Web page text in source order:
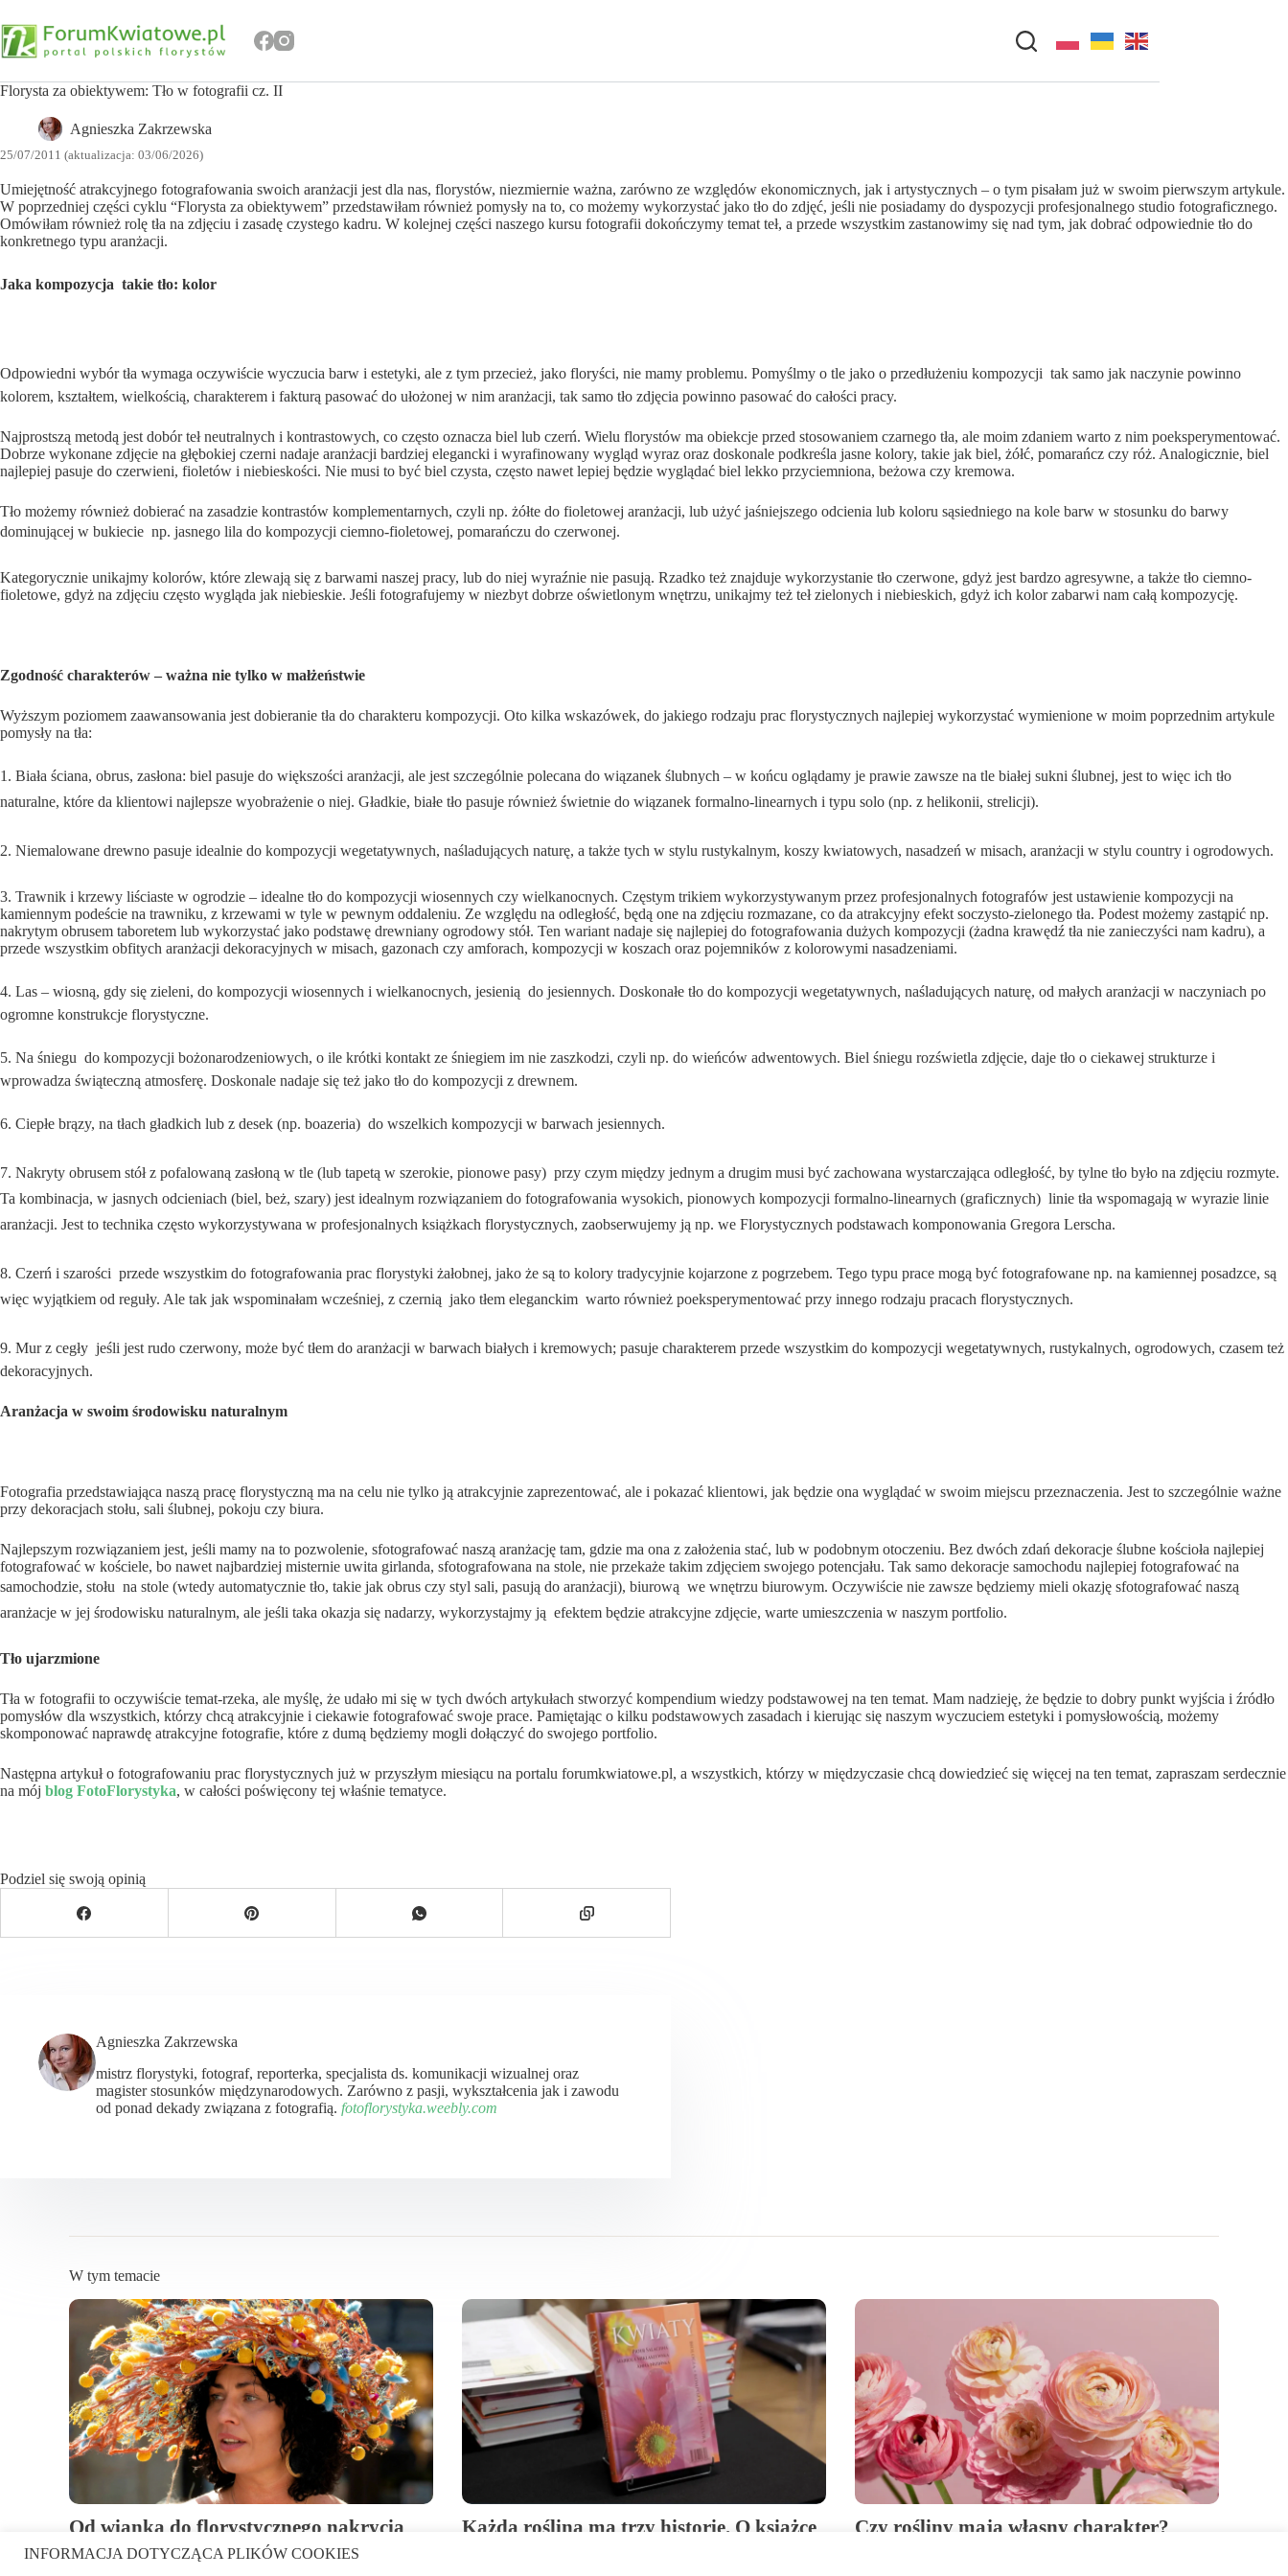
do
treści
Florysta za obiektywem: Tło w fotografii cz. II
Agnieszka Zakrzewska
25/07/2011 (aktualizacja: 03/06/2026)
Umiejętność atrakcyjnego fotografowania swoich aranżacji jest dla nas, florystów, niezmiernie ważna, zarówno ze względów ekonomicznych, jak i artystycznych – o tym pisałam już w swoim pierwszym artykule.
W poprzedniej części cyklu “Florysta za obiektywem” przedstawiłam również pomysły na to, co możemy wykorzystać jako tło do zdjęć, jeśli nie posiadamy do dyspozycji profesjonalnego studio fotograficznego.
Omówiłam również rolę tła na zdjęciu i zasadę czystego kadru. W kolejnej części naszego kursu fotografii dokończymy temat teł, a przede wszystkim zastanowimy się nad tym, jak dobrać odpowiednie tło do
konkretnego typu aranżacji.
Jaka kompozycja  takie tło: kolor
Odpowiedni wybór tła wymaga oczywiście wyczucia barw i estetyki, ale z tym przecież, jako floryści, nie mamy problemu. Pomyślmy o tle jako o przedłużeniu kompozycji  tak samo jak naczynie powinno
kolorem, kształtem, wielkością, charakterem i fakturą pasować do ułożonej w nim aranżacji, tak samo tło zdjęcia powinno pasować do całości pracy.
Najprostszą metodą jest dobór teł neutralnych i kontrastowych, co często oznacza biel lub czerń. Wielu florystów ma obiekcje przed stosowaniem czarnego tła, ale moim zdaniem warto z nim poeksperymentować.
Dobrze wykonane zdjęcie na głębokiej czerni nadaje aranżacji bardziej elegancki i wyrafinowany wygląd wyraz oraz doskonale podkreśla jasne kolory, takie jak biel, żółć, pomarańcz czy róż. Analogicznie, biel
najlepiej pasuje do czerwieni, fioletów i niebieskości. Nie musi to być biel czysta, często nawet lepiej będzie wyglądać biel lekko przyciemniona, beżowa czy kremowa.
Tło możemy również dobierać na zasadzie kontrastów komplementarnych, czyli np. żółte do fioletowej aranżacji, lub użyć jaśniejszego odcienia lub koloru sąsiedniego na kole barw w stosunku do barwy
dominującej w bukiecie  np. jasnego lila do kompozycji ciemno-fioletowej, pomarańczu do czerwonej.
Kategorycznie unikajmy kolorów, które zlewają się z barwami naszej pracy, lub do niej wyraźnie nie pasują. Rzadko też znajduje wykorzystanie tło czerwone, gdyż jest bardzo agresywne, a także tło ciemno-
fioletowe, gdyż na zdjęciu często wygląda jak niebieskie. Jeśli fotografujemy w niezbyt dobrze oświetlonym wnętrzu, unikajmy też teł zielonych i niebieskich, gdyż ich kolor zabarwi nam całą kompozycję.
Zgodność charakterów – ważna nie tylko w małżeństwie
Wyższym poziomem zaawansowania jest dobieranie tła do charakteru kompozycji. Oto kilka wskazówek, do jakiego rodzaju prac florystycznych najlepiej wykorzystać wymienione w moim poprzednim artykule
pomysły na tła:
1. Biała ściana, obrus, zasłona: biel pasuje do większości aranżacji, ale jest szczególnie polecana do wiązanek ślubnych – w końcu oglądamy je prawie zawsze na tle białej sukni ślubnej, jest to więc ich tło
naturalne, które da klientowi najlepsze wyobrażenie o niej. Gładkie, białe tło pasuje również świetnie do wiązanek formalno-linearnych i typu solo (np. z helikonii, strelicji).
2. Niemalowane drewno pasuje idealnie do kompozycji wegetatywnych, naśladujących naturę, a także tych w stylu rustykalnym, koszy kwiatowych, nasadzeń w misach, aranżacji w stylu country i ogrodowych.
3. Trawnik i krzewy liściaste w ogrodzie – idealne tło do kompozycji wiosennych czy wielkanocnych. Częstym trikiem wykorzystywanym przez profesjonalnych fotografów jest ustawienie kompozycji na
kamiennym podeście na trawniku, z krzewami w tyle w pewnym oddaleniu. Ze względu na odległość, będą one na zdjęciu rozmazane, co da atrakcyjny efekt soczysto-zielonego tła. Podest możemy zastąpić np.
nakrytym obrusem taboretem lub wykorzystać jako podstawę drewniany ogrodowy stół. Ten wariant nadaje się najlepiej do fotografowania dużych kompozycji (żadna krawędź tła nie zanieczyści nam kadru), a
przede wszystkim obfitych aranżacji dekoracyjnych w misach, gazonach czy amforach, kompozycji w koszach oraz pojemników z kolorowymi nasadzeniami.
4. Las – wiosną, gdy się zieleni, do kompozycji wiosennych i wielkanocnych, jesienią  do jesiennych. Doskonałe tło do kompozycji wegetatywnych, naśladujących naturę, od małych aranżacji w naczyniach po
ogromne konstrukcje florystyczne.
5. Na śniegu  do kompozycji bożonarodzeniowych, o ile krótki kontakt ze śniegiem im nie zaszkodzi, czyli np. do wieńców adwentowych. Biel śniegu rozświetla zdjęcie, daje tło o ciekawej strukturze i
wprowadza świąteczną atmosferę. Doskonale nadaje się też jako tło do kompozycji z drewnem.
6. Ciepłe brązy, na tłach gładkich lub z desek (np. boazeria)  do wszelkich kompozycji w barwach jesiennych.
7. Nakryty obrusem stół z pofalowaną zasłoną w tle (lub tapetą w szerokie, pionowe pasy)  przy czym między jednym a drugim musi być zachowana wystarczająca odległość, by tylne tło było na zdjęciu rozmyte.
Ta kombinacja, w jasnych odcieniach (biel, beż, szary) jest idealnym rozwiązaniem do fotografowania wysokich, pionowych kompozycji formalno-linearnych (graficznych)  linie tła wspomagają w wyrazie linie
aranżacji. Jest to technika często wykorzystywana w profesjonalnych książkach florystycznych, zaobserwujemy ją np. we Florystycznych podstawach komponowania Gregora Lerscha.
8. Czerń i szarości  przede wszystkim do fotografowania prac florystyki żałobnej, jako że są to kolory tradycyjnie kojarzone z pogrzebem. Tego typu prace mogą być fotografowane np. na kamiennej posadzce, są
więc wyjątkiem od reguły. Ale tak jak wspominałam wcześniej, z czernią  jako tłem eleganckim  warto również poeksperymentować przy innego rodzaju pracach florystycznych.
9. Mur z cegły  jeśli jest rudo czerwony, może być tłem do aranżacji w barwach białych i kremowych; pasuje charakterem przede wszystkim do kompozycji wegetatywnych, rustykalnych, ogrodowych, czasem też
dekoracyjnych.
Aranżacja w swoim środowisku naturalnym
Fotografia przedstawiająca naszą pracę florystyczną ma na celu nie tylko ją atrakcyjnie zaprezentować, ale i pokazać klientowi, jak będzie ona wyglądać w swoim miejscu przeznaczenia. Jest to szczególnie ważne
przy dekoracjach stołu, sali ślubnej, pokoju czy biura.
Najlepszym rozwiązaniem jest, jeśli mamy na to pozwolenie, sfotografować naszą aranżację tam, gdzie ma ona z założenia stać, lub w podobnym otoczeniu. Bez dwóch zdań dekoracje ślubne kościoła najlepiej
fotografować w kościele, bo nawet najbardziej misternie uwita girlanda, sfotografowana na stole, nie przekaże takim zdjęciem swojego potencjału. Tak samo dekoracje samochodu najlepiej fotografować na
samochodzie, stołu  na stole (wtedy automatycznie tło, takie jak obrus czy styl sali, pasują do aranżacji), biurową  we wnętrzu biurowym. Oczywiście nie zawsze będziemy mieli okazję sfotografować naszą
aranżacje w jej środowisku naturalnym, ale jeśli taka okazja się nadarzy, wykorzystajmy ją  efektem będzie atrakcyjne zdjęcie, warte umieszczenia w naszym portfolio.
Tło ujarzmione
Tła w fotografii to oczywiście temat-rzeka, ale myślę, że udało mi się w tych dwóch artykułach stworzyć kompendium wiedzy podstawowej na ten temat. Mam nadzieję, że będzie to dobry punkt wyjścia i źródło
pomysłów dla wszystkich, którzy chcą atrakcyjnie i ciekawie fotografować swoje prace. Pamiętając o kilku podstawowych zasadach i kierując się naszym wyczuciem estetyki i pomysłowością, możemy
skomponować naprawdę atrakcyjne fotografie, które z dumą będziemy mogli dołączyć do swojego portfolio.
Następna artykuł o fotografowaniu prac florystycznych już w przyszłym miesiącu na portalu forumkwiatowe.pl, a wszystkich, którzy w międzyczasie chcą dowiedzieć się więcej na ten temat, zapraszam serdecznie
na mój blog FotoFlorystyka, w całości poświęcony tej właśnie tematyce.
Podziel się swoją opinią
Agnieszka Zakrzewska
mistrz florystyki, fotograf, reporterka, specjalista ds. komunikacji wizualnej oraz
magister stosunków międzynarodowych. Zarówno z pasji, wykształcenia jak i zawodu
od ponad dekady związana z fotografią. fotoflorystyka.weebly.com
W tym temacie
Od wianka do florystycznego nakrycia
głowy. Najciekawsze prace konkursowe
Każda roślina ma trzy historie. O książce
Czy rośliny mają własny charakter?
INFORMACJA DOTYCZĄCA PLIKÓW COOKIES